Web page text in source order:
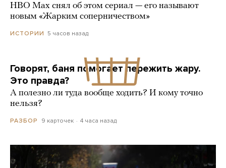
HBO Max снял об этом сериал — его называют
новым «Жарким соперничеством»
ИСТОРИИ 5 часов назад
Говорят, баня помогает пережить жару.
Это правда?
А полезно ли туда вообще ходить? И кому точно
нельзя?
РАЗБОР 9 карточек 4 часа назад